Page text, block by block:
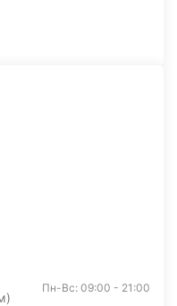
Пн-Вс: 09:00 - 21:00